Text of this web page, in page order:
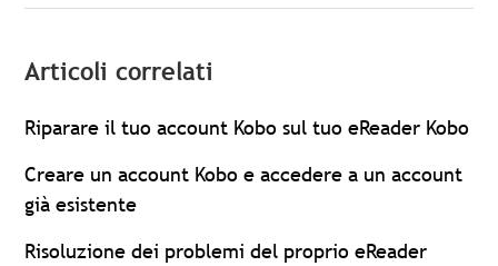
Articoli correlati
Riparare il tuo account Kobo sul tuo eReader Kobo
Creare un account Kobo e accedere a un account
già esistente
Risoluzione dei problemi del proprio eReader